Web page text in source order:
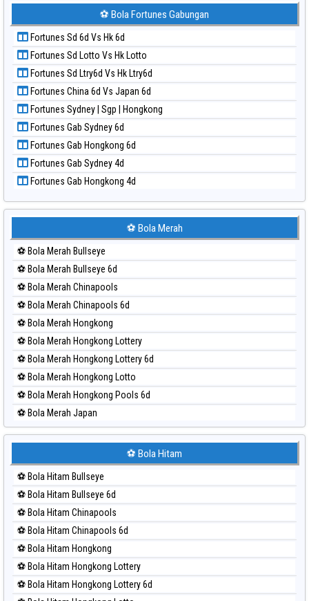
Paito Harian Korea
Paito Harian Kuda Lari
Paito Harian Magnum Cambodia
Paito Harian Nagoya
Paito Harian New York Midday
Paito Harian North Carolina Day
Paito Harian Pcso
Paito Harian Pennsylvania Day
Paito Harian Sao Paulo
Paito Harian Singapore
Paito Harian Sydney
Paito Harian Sydney Lottery
Paito Harian Sydney Lottery 6d
Paito Harian Sydney Lotto
Paito Harian Sydney Pools 6d
Paito Harian Taipei
Paito Harian Taiwan
⚽ Bola Fortunes Gabungan
Fortunes Sd 6d Vs Hk 6d
Fortunes Sd Lotto Vs Hk Lotto
Fortunes Sd Ltry6d Vs Hk Ltry6d
Fortunes China 6d Vs Japan 6d
Fortunes Sydney | Sgp | Hongkong
Fortunes Gab Sydney 6d
Fortunes Gab Hongkong 6d
Fortunes Gab Sydney 4d
Fortunes Gab Hongkong 4d
⚽ Bola Merah
⚽ Bola Merah Bullseye
⚽ Bola Merah Bullseye 6d
⚽ Bola Merah Chinapools
⚽ Bola Merah Chinapools 6d
⚽ Bola Merah Hongkong
⚽ Bola Merah Hongkong Lottery
⚽ Bola Merah Hongkong Lottery 6d
⚽ Bola Merah Hongkong Lotto
⚽ Bola Merah Hongkong Pools 6d
⚽ Bola Merah Japan
⚽ Bola Merah Japan 6d
⚽ Bola Merah Kuda Lari
⚽ Bola Merah Magnum Cambodia
⚽ Bola Merah Nagoya
⚽ Bola Merah North Carolina Day
⚽ Bola Merah Pcso
⚽ Bola Merah Sao Paulo
⚽ Bola Merah Singapore
⚽ Bola Merah Sydney
⚽ Bola Hitam
⚽ Bola Hitam Bullseye
⚽ Bola Hitam Bullseye 6d
⚽ Bola Hitam Chinapools
⚽ Bola Hitam Chinapools 6d
⚽ Bola Hitam Hongkong
⚽ Bola Hitam Hongkong Lottery
⚽ Bola Hitam Hongkong Lottery 6d